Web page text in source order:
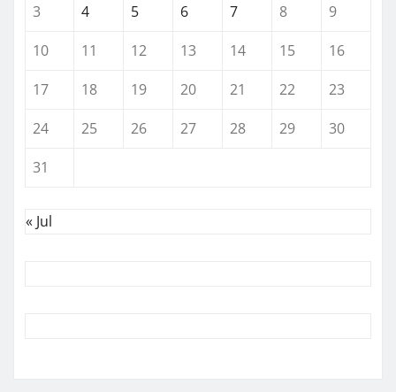
3
4 5 6 7 8
9
10
11 12 13 14 15
16
17
18 19 20 21 22
23
24
25 26 27 28 29
30
31
« Jul